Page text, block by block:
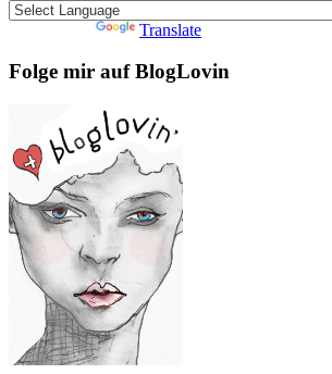
Translate
Folge mir auf BlogLovin